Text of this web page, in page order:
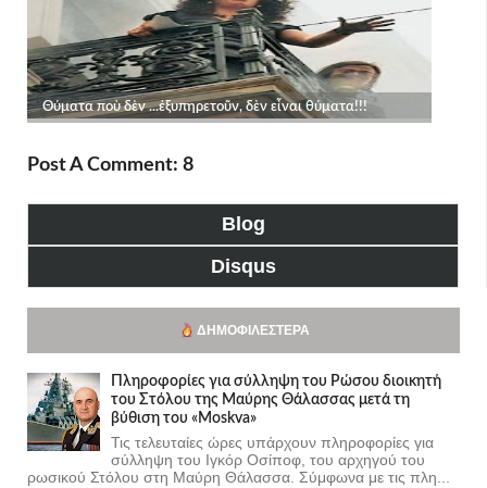
Post A Comment: 8
Blog
Disqus
ΔΗΜΟΦΙΛΈΣΤΕΡΑ
Πληροφορίες για σύλληψη του Ρώσου διοικητή
του Στόλου της Mαύρης Θάλασσας μετά τη
βύθιση του «Moskva»
Τις τελευταίες ώρες υπάρχουν πληροφορίες για
σύλληψη του Ιγκόρ Οσίποφ, του αρχηγού του
ρωσικού Στόλου στη Μαύρη Θάλασσα. Σύμφωνα με τις πλη...